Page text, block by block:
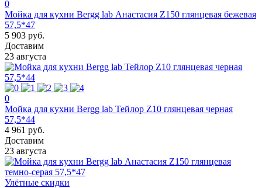
0
Мойка для кухни Bergg lab Анастасия Z150 глянцевая бежевая
57,5*47
5 903 руб.
Доставим
23 августа
0
Мойка для кухни Bergg lab Тейлор Z10 глянцевая черная
57,5*44
4 961 руб.
Доставим
23 августа
Улётные скидки